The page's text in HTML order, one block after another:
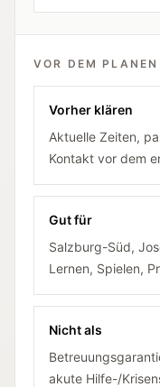
VOR DEM PLANEN
Vorher klären
Aktuelle Zeiten,
Kontakt vor dem
Gut für
Salzburg-Süd,
Lernen, Spielen,
Nicht als
akute Hilfe-/